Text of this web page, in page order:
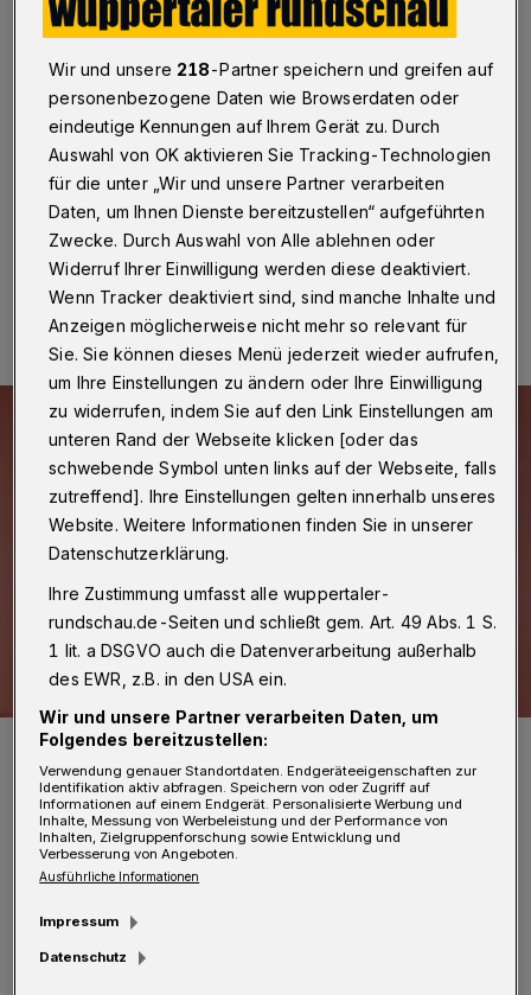
Wuppertal·Der Förderverein der Bundesgartenschau
2031 in Wuppertal hat nach eigenen Angaben eine
Spende in Höhe von einer Million Euro erhalten. Sie
stammt demnach aus dem Privatvermögen eines
Wuppertaler Unternehmers und soll für die „geplanten
Investitionen zur Herstellung des Landschaftsparks der
Zukunft Tescher Wiesen“ verwendet werden.
22.01.2025 , 17:49 Uhr Eine Minute Lesezeit
Holger Bramsiepe ist Vorsitzender des BUGA-Fördervereins.
Foto: Wuppertaler Rundschau/rt
„Mit dieser großzügigen Förderung möchte
der ausdrücklich ungenannt bleibende Spender
Wir und unsere 218-Partner speichern und greifen auf
personenbezogene Daten wie Browserdaten oder
eindeutige Kennungen auf Ihrem Gerät zu. Durch
Auswahl von OK aktivieren Sie Tracking-Technologien
für die unter „Wir und unsere Partner verarbeiten
Daten, um Ihnen Dienste bereitzustellen“ aufgeführten
Zwecke. Durch Auswahl von Alle ablehnen oder
Widerruf Ihrer Einwilligung werden diese deaktiviert.
Wenn Tracker deaktiviert sind, sind manche Inhalte und
Anzeigen möglicherweise nicht mehr so relevant für
Sie. Sie können dieses Menü jederzeit wieder aufrufen,
um Ihre Einstellungen zu ändern oder Ihre Einwilligung
zu widerrufen, indem Sie auf den Link Einstellungen am
unteren Rand der Webseite klicken [oder das
schwebende Symbol unten links auf der Webseite, falls
zutreffend]. Ihre Einstellungen gelten innerhalb unseres
Website. Weitere Informationen finden Sie in unserer
Datenschutzerklärung.
Ihre Zustimmung umfasst alle wuppertaler-
rundschau.de-Seiten und schließt gem. Art. 49 Abs. 1 S.
1 lit. a DSGVO auch die Datenverarbeitung außerhalb
des EWR, z.B. in den USA ein.
Wir und unsere Partner verarbeiten Daten, um
Folgendes bereitzustellen:
Verwendung genauer Standortdaten. Endgeräteeigenschaften zur
Identifikation aktiv abfragen. Speichern von oder Zugriff auf
Informationen auf einem Endgerät. Personalisierte Werbung und
Inhalte, Messung von Werbeleistung und der Performance von
Inhalten, Zielgruppenforschung sowie Entwicklung und
Verbesserung von Angeboten.
Ausführliche Informationen
Impressum
Datenschutz